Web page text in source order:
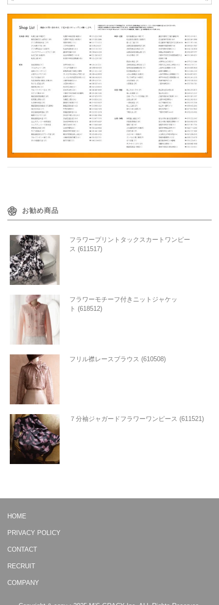
お勧め商品
フラワープリントタックスカートワンピー
ス (611517)
フラワーモチーフ付きニットジャケッ
ト (618512)
フリル襟レースブラウス (610508)
７分袖ジャガードフラワーワンピース (611521)
HOME
PRIVACY POLICY
CONTACT
RECRUIT
COMPANY